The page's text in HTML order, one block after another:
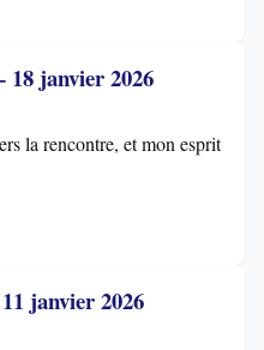
janvier 2026
la rencontre, et mon esprit
janvier 2026